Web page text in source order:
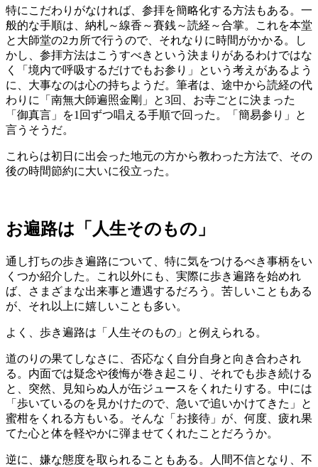
特にこだわりがなければ、参拝を簡略化する方法もある。一
般的な手順は、納札～線香～賽銭～読経～合掌。これを本堂
と大師堂の2カ所で行うので、それなりに時間がかかる。し
かし、参拝方法はこうすべきという決まりがあるわけではな
く「境内で呼吸するだけでもお参り」という考えがあるよう
に、大事なのは心の持ちようだ。筆者は、途中から読経の代
わりに「南無大師遍照金剛」と3回、お寺ごとに決まった
「御真言」を1回ずつ唱える手順で回った。「簡易参り」と
言うそうだ。
これらは初日に出会った地元の方から教わった方法で、その
後の時間節約に大いに役立った。
お遍路は「人生そのもの」
通し打ちの歩き遍路について、特に気をつけるべき事柄をい
くつか紹介した。これ以外にも、実際に歩き遍路を始めれ
ば、さまざまな出来事と遭遇するだろう。苦しいこともある
が、それ以上に嬉しいことも多い。
よく、歩き遍路は「人生そのもの」と例えられる。
道のりの果てしなさに、否応なく自分自身と向き合わされ
る。内面では疑念や後悔が巻き起こり、それでも歩き続ける
と、突然、見知らぬ人が缶ジュースをくれたりする。中には
「歩いているのを見かけたので、急いで追いかけてきた」と
蜜柑をくれる方もいる。そんな「お接待」が、何度、疲れ果
てた心と体を軽やかに弾ませてくれたことだろうか。
逆に、嫌な態度を取られることもある。人間不信となり、不